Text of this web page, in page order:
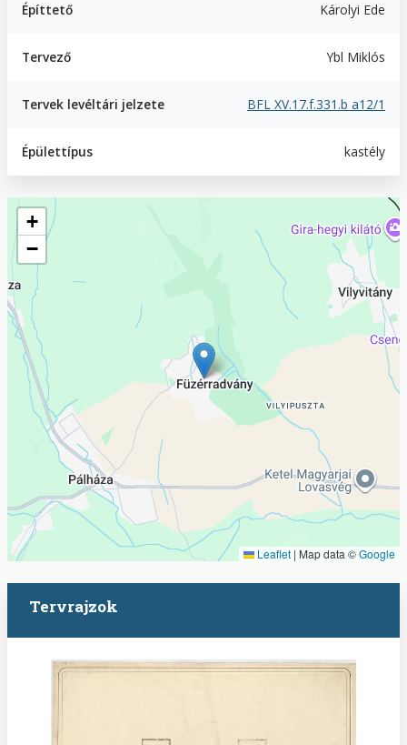
Építtető Károlyi Ede
Tervező Ybl Miklós
Tervek levéltári jelzete BFL XV.17.f.331.b a12/1
Épülettípus kastély
Geofield
+
−
Leaflet | Map data ©Google
Tervrajzok